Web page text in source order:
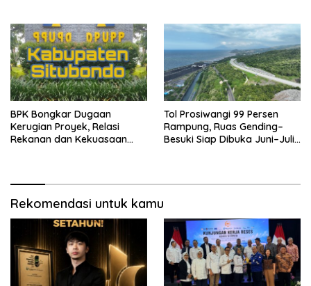
BPK Bongkar Dugaan
Kerugian Proyek, Relasi
Rekanan dan Kekuasaan
Tol Prosiwangi 99 Persen
Rampung, Ruas Gending–
Besuki Siap Dibuka Juni–Juli
Rekomendasi untuk kamu